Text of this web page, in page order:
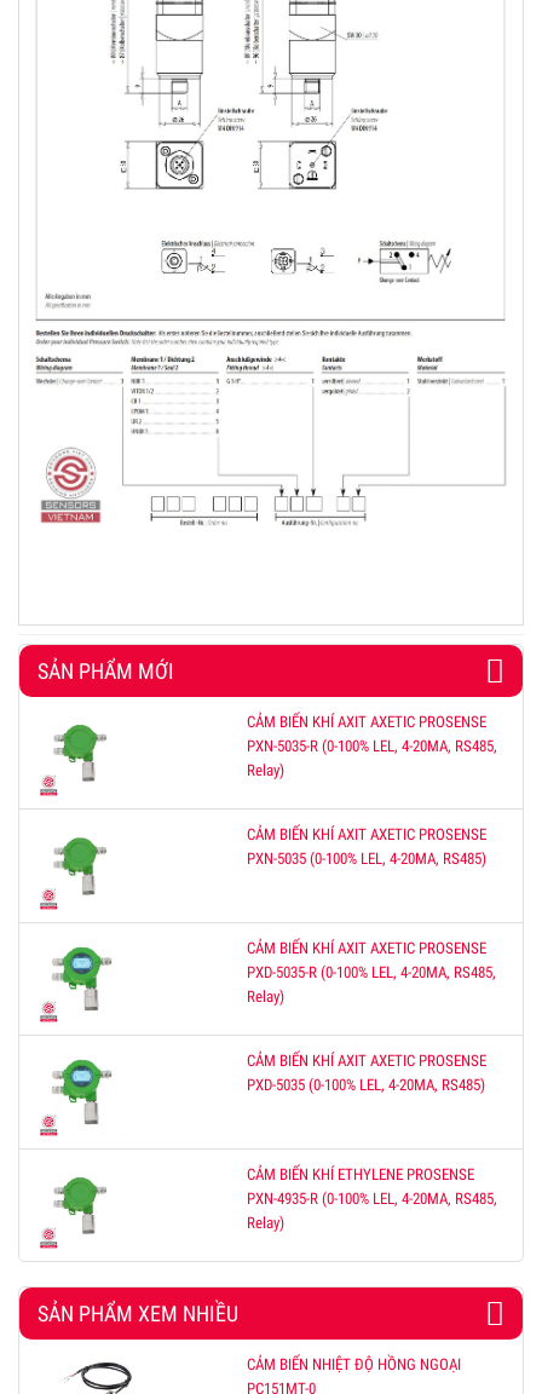
SẢN PHẨM MỚI
CẢM BIẾN KHÍ AXIT AXETIC PROSENSE
PXN-5035-R (0-100% LEL, 4-20MA, RS485,
Relay)
CẢM BIẾN KHÍ AXIT AXETIC PROSENSE
PXN-5035 (0-100% LEL, 4-20MA, RS485)
CẢM BIẾN KHÍ AXIT AXETIC PROSENSE
PXD-5035-R (0-100% LEL, 4-20MA, RS485,
Relay)
CẢM BIẾN KHÍ AXIT AXETIC PROSENSE
PXD-5035 (0-100% LEL, 4-20MA, RS485)
CẢM BIẾN KHÍ ETHYLENE PROSENSE
PXN-4935-R (0-100% LEL, 4-20MA, RS485,
Relay)
SẢN PHẨM XEM NHIỀU
CẢM BIẾN NHIỆT ĐỘ HỒNG NGOẠI
PC151MT-0